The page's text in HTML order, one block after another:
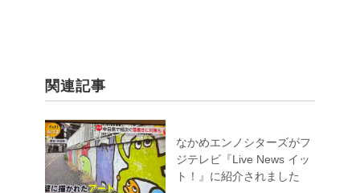
関連記事
なかめエンノシターズがフ
ジテレビ『Live News イッ
ト！』に紹介されました